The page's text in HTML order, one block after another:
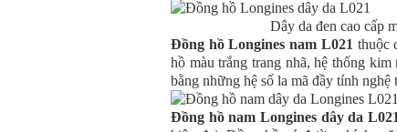
Dây da đen cao cấp
Đồng hồ Longines nam L021 thuộc
hồ màu trắng trang nhã, hệ thống
bằng những hệ số la mã đầy tính
Đồng hồ nam Longines dây da L021